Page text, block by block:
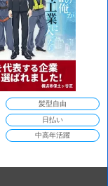
髪型自由
日払い
中高年活躍